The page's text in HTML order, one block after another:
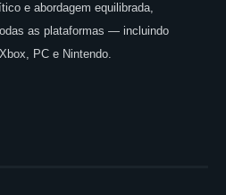
e abordagem equilibrada,
as plataformas — incluindo
PC e Nintendo.